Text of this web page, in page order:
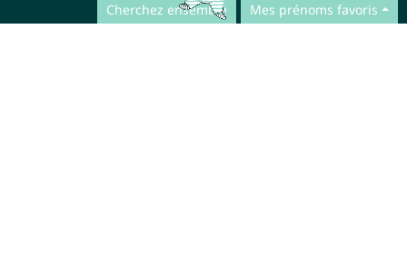
Cherchez ensemble Mes prénoms favoris